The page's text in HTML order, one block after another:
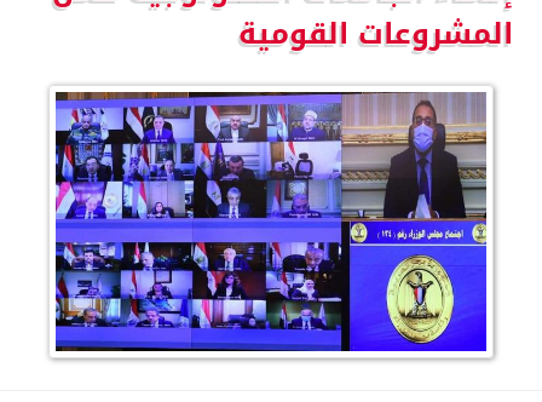
المشروعات القومية